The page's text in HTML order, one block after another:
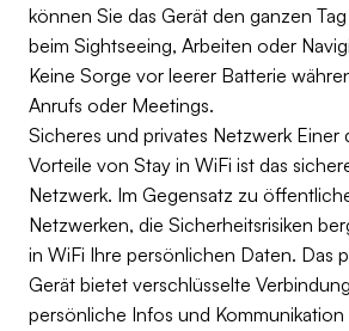
können Sie das Gerät den ganzen
beim Sightseeing, Arbeiten oder
Keine Sorge vor leerer Batterie
Anrufs oder Meetings.
Sicheres und privates Netzwerk Einer
Vorteile von Stay in WiFi ist das
Netzwerk. Im Gegensatz zu
Netzwerken, die Sicherheitsrisiken
in WiFi Ihre persönlichen Daten. Das
Gerät bietet verschlüsselte
persönliche Infos und Kommunikation